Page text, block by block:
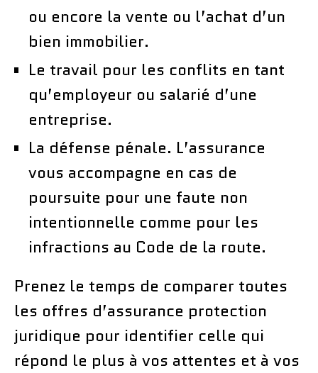
ou encore la vente ou l’achat d’un
bien immobilier.
Le travail pour les conflits en tant
qu’employeur ou salarié d’une
entreprise.
La défense pénale. L’assurance
vous accompagne en cas de
poursuite pour une faute non
intentionnelle comme pour les
infractions au Code de la route.
Prenez le temps de comparer toutes
les offres d’assurance protection
juridique pour identifier celle qui
répond le plus à vos attentes et à vos